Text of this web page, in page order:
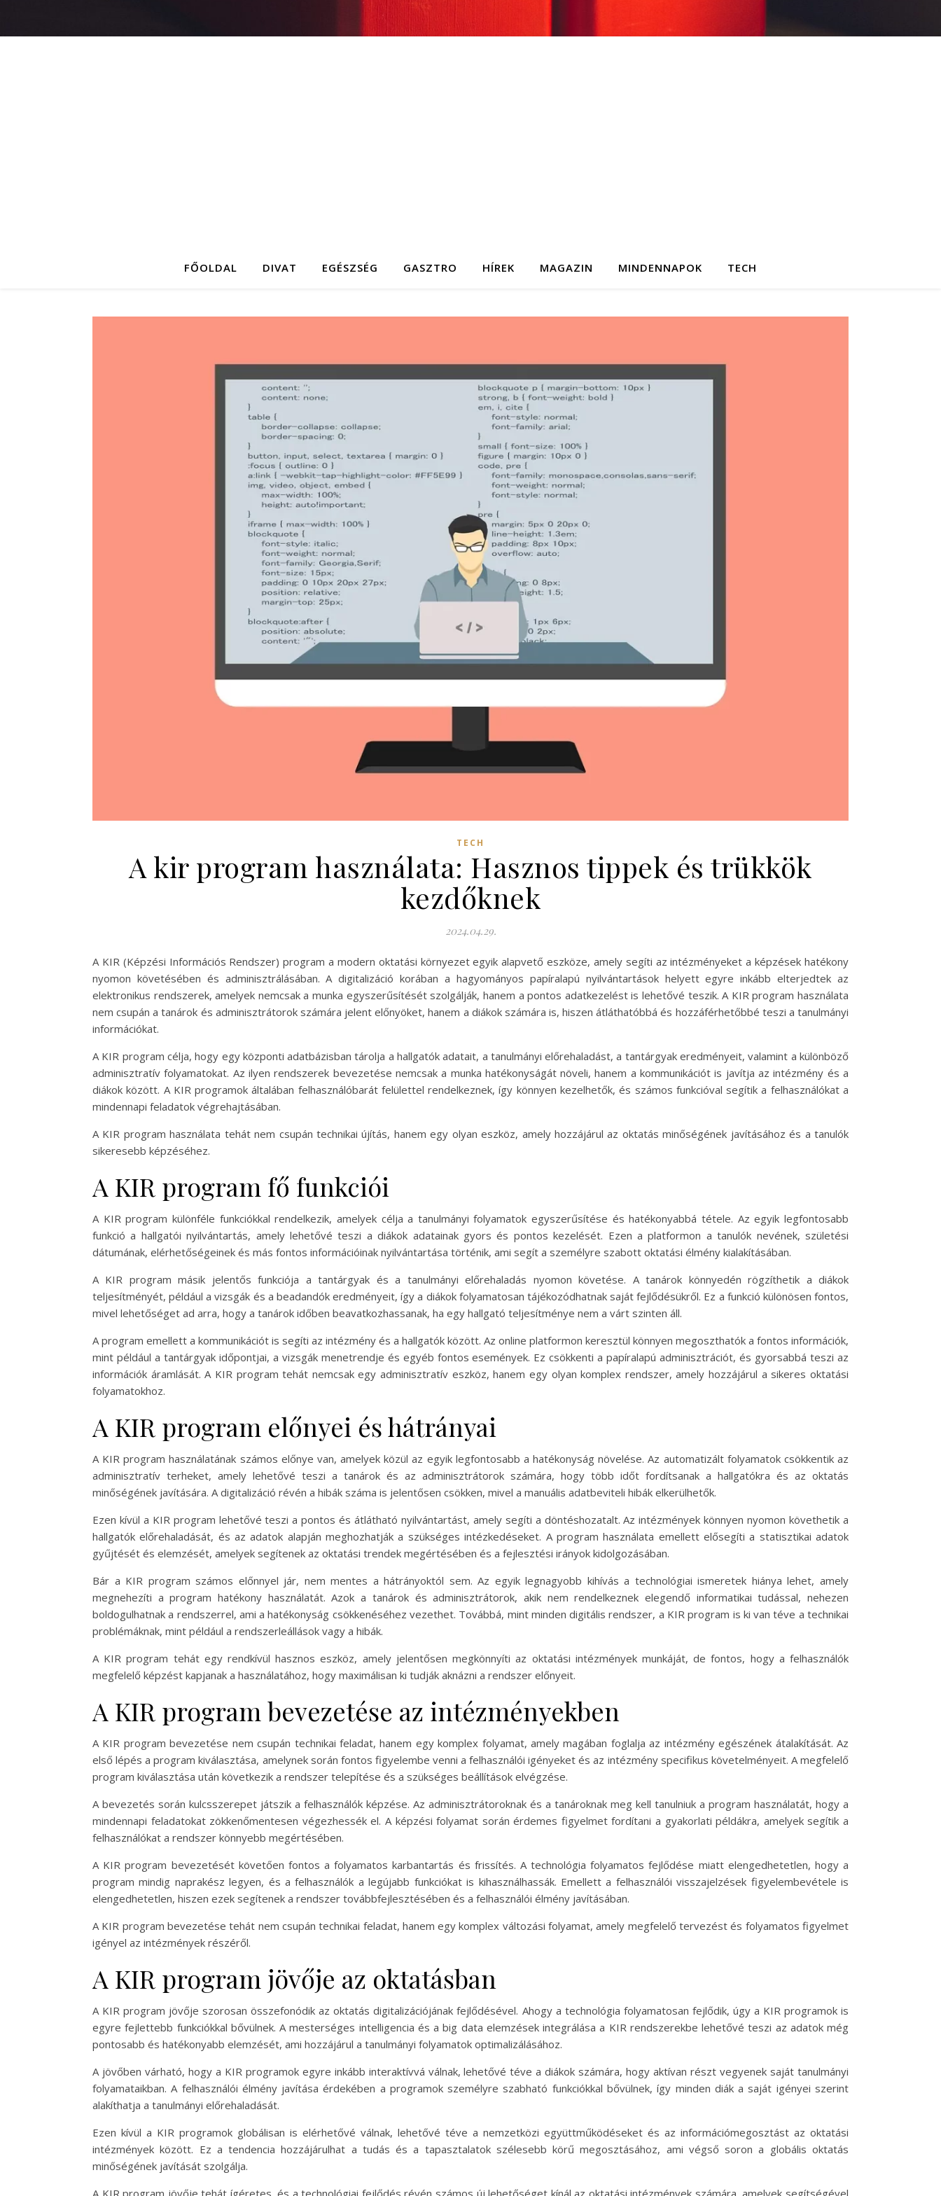
FŐOLDAL DIVAT EGÉSZSÉG GASZTRO HÍREK MAGAZIN MINDENNAPOK TECH
TECH
A kir program használata: Hasznos tippek és trükkök
kezdőknek
2024.04.29.
A KIR (Képzési Információs Rendszer) program a modern oktatási környezet egyik alapvető eszköze, amely segíti az intézményeket a képzések hatékony
nyomon követésében és adminisztrálásában. A digitalizáció korában a hagyományos papíralapú nyilvántartások helyett egyre inkább elterjedtek az
elektronikus rendszerek, amelyek nemcsak a munka egyszerűsítését szolgálják, hanem a pontos adatkezelést is lehetővé teszik. A KIR program használata
nem csupán a tanárok és adminisztrátorok számára jelent előnyöket, hanem a diákok számára is, hiszen átláthatóbbá és hozzáférhetőbbé teszi a tanulmányi
információkat.
A KIR program célja, hogy egy központi adatbázisban tárolja a hallgatók adatait, a tanulmányi előrehaladást, a tantárgyak eredményeit, valamint a különböző
adminisztratív folyamatokat. Az ilyen rendszerek bevezetése nemcsak a munka hatékonyságát növeli, hanem a kommunikációt is javítja az intézmény és a
diákok között. A KIR programok általában felhasználóbarát felülettel rendelkeznek, így könnyen kezelhetők, és számos funkcióval segítik a felhasználókat a
mindennapi feladatok végrehajtásában.
A KIR program használata tehát nem csupán technikai újítás, hanem egy olyan eszköz, amely hozzájárul az oktatás minőségének javításához és a tanulók
sikeresebb képzéséhez.
A KIR program fő funkciói
A KIR program különféle funkciókkal rendelkezik, amelyek célja a tanulmányi folyamatok egyszerűsítése és hatékonyabbá tétele. Az egyik legfontosabb
funkció a hallgatói nyilvántartás, amely lehetővé teszi a diákok adatainak gyors és pontos kezelését. Ezen a platformon a tanulók nevének, születési
dátumának, elérhetőségeinek és más fontos információinak nyilvántartása történik, ami segít a személyre szabott oktatási élmény kialakításában.
A KIR program másik jelentős funkciója a tantárgyak és a tanulmányi előrehaladás nyomon követése. A tanárok könnyedén rögzíthetik a diákok
teljesítményét, például a vizsgák és a beadandók eredményeit, így a diákok folyamatosan tájékozódhatnak saját fejlődésükről. Ez a funkció különösen fontos,
mivel lehetőséget ad arra, hogy a tanárok időben beavatkozhassanak, ha egy hallgató teljesítménye nem a várt szinten áll.
A program emellett a kommunikációt is segíti az intézmény és a hallgatók között. Az online platformon keresztül könnyen megoszthatók a fontos információk,
mint például a tantárgyak időpontjai, a vizsgák menetrendje és egyéb fontos események. Ez csökkenti a papíralapú adminisztrációt, és gyorsabbá teszi az
információk áramlását. A KIR program tehát nemcsak egy adminisztratív eszköz, hanem egy olyan komplex rendszer, amely hozzájárul a sikeres oktatási
folyamatokhoz.
A KIR program előnyei és hátrányai
A KIR program használatának számos előnye van, amelyek közül az egyik legfontosabb a hatékonyság növelése. Az automatizált folyamatok csökkentik az
adminisztratív terheket, amely lehetővé teszi a tanárok és az adminisztrátorok számára, hogy több időt fordítsanak a hallgatókra és az oktatás
minőségének javítására. A digitalizáció révén a hibák száma is jelentősen csökken, mivel a manuális adatbeviteli hibák elkerülhetők.
Ezen kívül a KIR program lehetővé teszi a pontos és átlátható nyilvántartást, amely segíti a döntéshozatalt. Az intézmények könnyen nyomon követhetik a
hallgatók előrehaladását, és az adatok alapján meghozhatják a szükséges intézkedéseket. A program használata emellett elősegíti a statisztikai adatok
gyűjtését és elemzését, amelyek segítenek az oktatási trendek megértésében és a fejlesztési irányok kidolgozásában.
Bár a KIR program számos előnnyel jár, nem mentes a hátrányoktól sem. Az egyik legnagyobb kihívás a technológiai ismeretek hiánya lehet, amely
megnehezíti a program hatékony használatát. Azok a tanárok és adminisztrátorok, akik nem rendelkeznek elegendő informatikai tudással, nehezen
boldogulhatnak a rendszerrel, ami a hatékonyság csökkenéséhez vezethet. Továbbá, mint minden digitális rendszer, a KIR program is ki van téve a technikai
problémáknak, mint például a rendszerleállások vagy a hibák.
A KIR program tehát egy rendkívül hasznos eszköz, amely jelentősen megkönnyíti az oktatási intézmények munkáját, de fontos, hogy a felhasználók
megfelelő képzést kapjanak a használatához, hogy maximálisan ki tudják aknázni a rendszer előnyeit.
A KIR program bevezetése az intézményekben
A KIR program bevezetése nem csupán technikai feladat, hanem egy komplex folyamat, amely magában foglalja az intézmény egészének átalakítását. Az
első lépés a program kiválasztása, amelynek során fontos figyelembe venni a felhasználói igényeket és az intézmény specifikus követelményeit. A megfelelő
program kiválasztása után következik a rendszer telepítése és a szükséges beállítások elvégzése.
A bevezetés során kulcsszerepet játszik a felhasználók képzése. Az adminisztrátoroknak és a tanároknak meg kell tanulniuk a program használatát, hogy a
mindennapi feladatokat zökkenőmentesen végezhessék el. A képzési folyamat során érdemes figyelmet fordítani a gyakorlati példákra, amelyek segítik a
felhasználókat a rendszer könnyebb megértésében.
A KIR program bevezetését követően fontos a folyamatos karbantartás és frissítés. A technológia folyamatos fejlődése miatt elengedhetetlen, hogy a
program mindig naprakész legyen, és a felhasználók a legújabb funkciókat is kihasználhassák. Emellett a felhasználói visszajelzések figyelembevétele is
elengedhetetlen, hiszen ezek segítenek a rendszer továbbfejlesztésében és a felhasználói élmény javításában.
A KIR program bevezetése tehát nem csupán technikai feladat, hanem egy komplex változási folyamat, amely megfelelő tervezést és folyamatos figyelmet
igényel az intézmények részéről.
A KIR program jövője az oktatásban
A KIR program jövője szorosan összefonódik az oktatás digitalizációjának fejlődésével. Ahogy a technológia folyamatosan fejlődik, úgy a KIR programok is
egyre fejlettebb funkciókkal bővülnek. A mesterséges intelligencia és a big data elemzések integrálása a KIR rendszerekbe lehetővé teszi az adatok még
pontosabb és hatékonyabb elemzését, ami hozzájárul a tanulmányi folyamatok optimalizálásához.
A jövőben várható, hogy a KIR programok egyre inkább interaktívvá válnak, lehetővé téve a diákok számára, hogy aktívan részt vegyenek saját tanulmányi
folyamataikban. A felhasználói élmény javítása érdekében a programok személyre szabható funkciókkal bővülnek, így minden diák a saját igényei szerint
alakíthatja a tanulmányi előrehaladását.
Ezen kívül a KIR programok globálisan is elérhetővé válnak, lehetővé téve a nemzetközi együttműködéseket és az információmegosztást az oktatási
intézmények között. Ez a tendencia hozzájárulhat a tudás és a tapasztalatok szélesebb körű megosztásához, ami végső soron a globális oktatás
minőségének javítását szolgálja.
A KIR program jövője tehát ígéretes, és a technológiai fejlődés révén számos új lehetőséget kínál az oktatási intézmények számára, amelyek segítségével